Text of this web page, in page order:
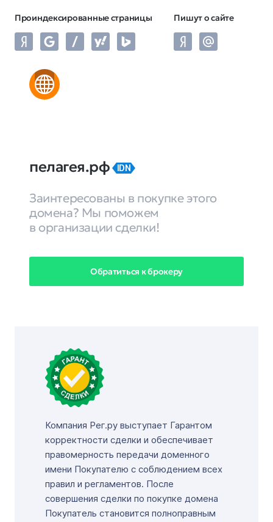
Проиндексированные страницы Пишут о сайте
пелагея.рф IDN
Заинтересованы в покупке этого
домена? Мы поможем
в организации сделки!
Обратиться к брокеру
Компания Рег.ру выступает Гарантом
корректности сделки и обеспечивает
правомерность передачи доменного
имени Покупателю с соблюдением всех
правил и регламентов. После
совершения сделки по покупке домена
Покупатель становится полноправным